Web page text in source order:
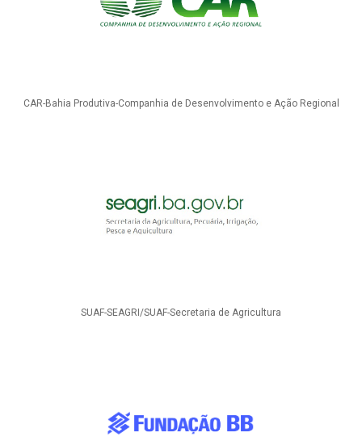
CAR-Bahia Produtiva-Companhia de Desenvolvimento e Ação Regional
SUAF-SEAGRI/SUAF-Secretaria de Agricultura